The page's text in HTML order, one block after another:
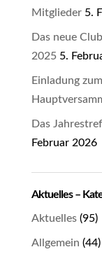
Mitglieder 5.
Das neue
2025 5.
Einladung
Das
Februar 2026
Aktuelles –
Aktuelles(95)
Allgemein (44)